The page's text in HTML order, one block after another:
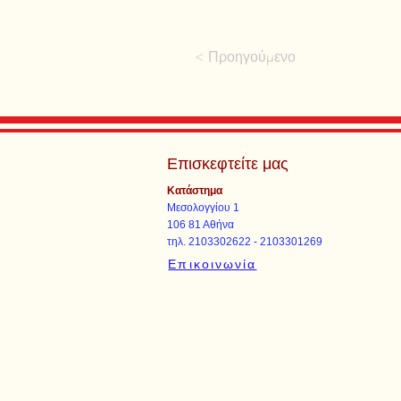
< Προηγούμενο
Επισκεφτείτε μας
Κατάστημα
Μεσολογγίου 1
106 81 Αθήνα
τηλ. 2103302622 - 2103301269
Επικοινωνία